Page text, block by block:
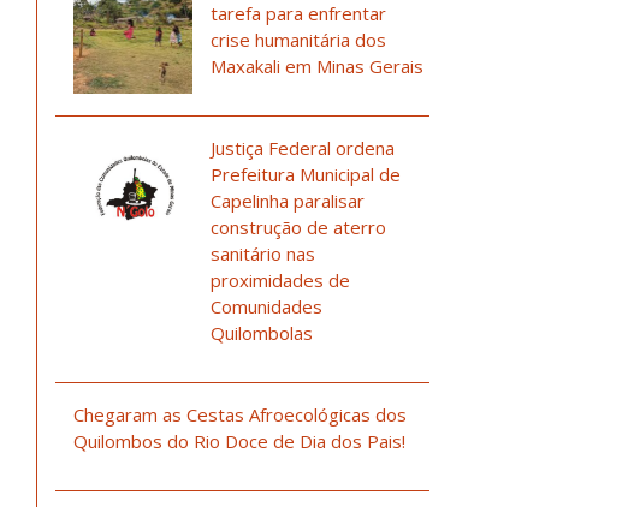
tarefa para enfrentar
crise humanitária dos
Maxakali em Minas Gerais
Justiça Federal ordena
Prefeitura Municipal de
Capelinha paralisar
construção de aterro
sanitário nas
proximidades de
Comunidades
Quilombolas
Chegaram as Cestas Afroecológicas dos
Quilombos do Rio Doce de Dia dos Pais!